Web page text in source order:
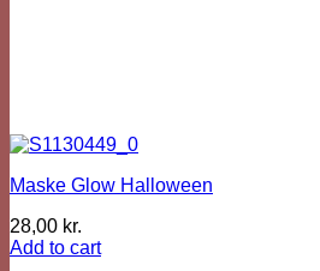
Maske Glow Halloween
28,00 kr.
Add to cart